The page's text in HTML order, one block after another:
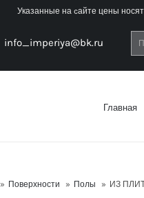
Указанные на cайте цены
info_imperiya@bk.ru
Главная
» Поверхности » Полы » ИЗ